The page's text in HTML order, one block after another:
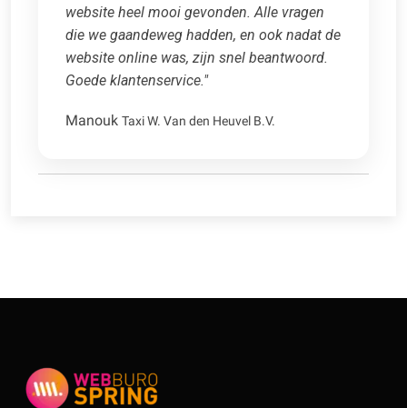
website heel mooi gevonden. Alle vragen
die we gaandeweg hadden, en ook nadat de
website online was, zijn snel beantwoord.
Goede klantenservice."
Manouk Taxi W. Van den Heuvel B.V.